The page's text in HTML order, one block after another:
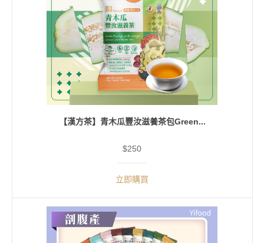
【漢方茶】青木瓜豐汝滋養茶包Green...
$250
立即購買